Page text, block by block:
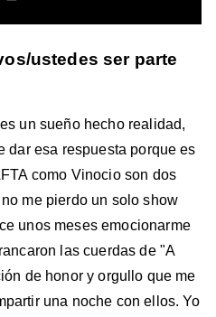
ustedes ser parte
un sueño hecho realidad,
dar esa respuesta porque es
como Vinocio son dos
me pierdo un solo show
unos meses emocionarme
las cuerdas de "A
de honor y orgullo que me
una noche con ellos. Yo